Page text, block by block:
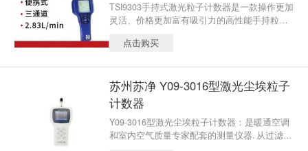
TSI9303手持式激光粒子计数器是一款操作更加
灵活、价格更加富有吸引力的高性能手持粒子
点击购买
苏州苏净 Y09-3016型激光尘埃粒子
计数器
Y09-3016型激光尘埃粒子计数器：是暖通空调
和室内空气质量专家配套的测量仪器. 从过滤器